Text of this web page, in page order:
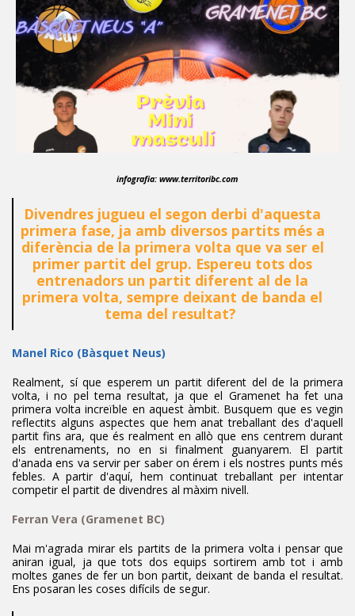
infografia: www.territoribc.com
Divendres jugueu el segon derbi d'aquesta
primera fase, ja amb diversos partits més a
diferència de la primera volta que va ser el
primer partit del grup. Espereu tots dos
entrenadors un partit diferent al de la
primera volta, sempre deixant de banda el
tema del resultat?
Manel Rico (Bàsquet Neus)
Realment, sí que esperem un partit diferent del de la primera
volta, i no pel tema resultat, ja que el Gramenet ha fet una
primera volta increïble en aquest àmbit. Busquem que es vegin
reflectits alguns aspectes que hem anat treballant des d'aquell
partit fins ara, que és realment en allò que ens centrem durant
els entrenaments, no en si finalment guanyarem. El partit
d'anada ens va servir per saber on érem i els nostres punts més
febles. A partir d'aquí, hem continuat treballant per intentar
competir el partit de divendres al màxim nivell.
Ferran Vera (Gramenet BC)
Mai m'agrada mirar els partits de la primera volta i pensar que
aniran igual, ja que tots dos equips sortirem amb tot i amb
moltes ganes de fer un bon partit, deixant de banda el resultat.
Ens posaran les coses difícils de segur.